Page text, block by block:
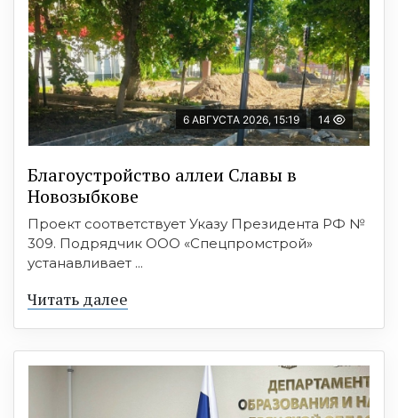
6 АВГУСТА 2026, 15:19 14
Благоустройство аллеи Славы в
Новозыбкове
Проект соответствует Указу Президента РФ №
309. Подрядчик ООО «Спецпромстрой»
устанавливает ...
Читать далее